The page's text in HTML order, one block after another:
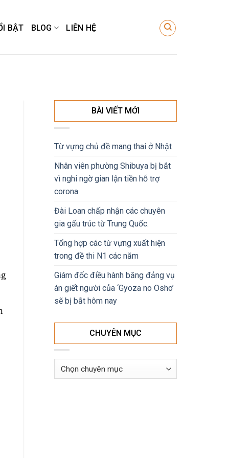
BẬT BLOG LIÊN HỆ
BÀI VIẾT MỚI
Từ vựng chủ đề mang thai ở Nhật
Nhân viên phường Shibuya bị bắt
vì nghi ngờ gian lận tiền hỗ trợ
corona
Đài Loan chấp nhận các chuyên
gia gấu trúc từ Trung Quốc.
Tổng hợp các từ vựng xuất hiện
trong đề thi N1 các năm
Giám đốc điều hành băng đảng vụ
án giết người của ‘Gyoza no Osho’
sẽ bị bắt hôm nay
CHUYÊN MỤC
Chuyên